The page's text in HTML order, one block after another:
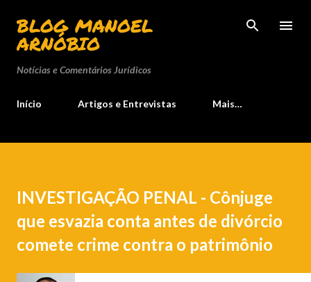
Pular para o conteúdo principal
BLOG MANOEL
ARNÓBIO
Notícias e Comentários Jurídicos
Início Artigos e Entrevistas Mais…
INVESTIGAÇÃO PENAL - Cônjuge
que esvazia conta antes de divórcio
comete crime contra o patrimônio